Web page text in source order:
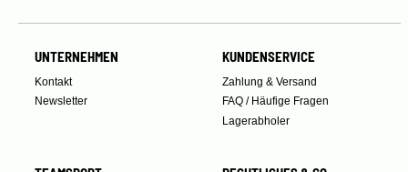
UNTERNEHMEN
Kontakt
Newsletter
KUNDENSERVICE
Zahlung & Versand
FAQ / Häufige Fragen
Lagerabholer